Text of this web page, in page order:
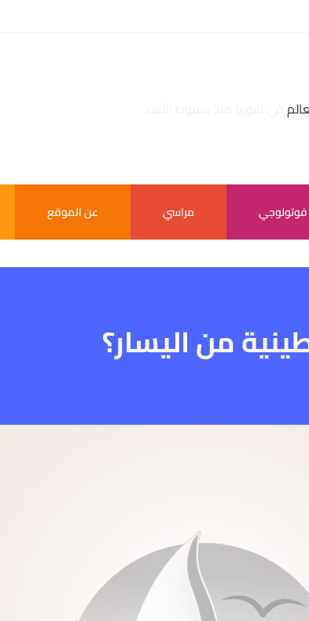
فوتولوجي مراسي عن الموقع
من اليسار؟